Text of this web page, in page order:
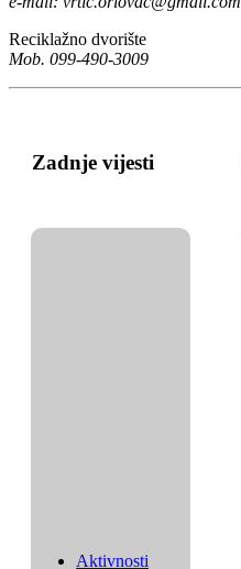
Reciklažno dvorište
Mob. 099-490-3009
Zadnje vijesti
Aktivnosti